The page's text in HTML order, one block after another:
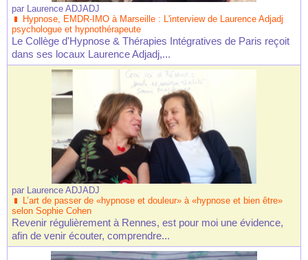
par Laurence ADJADJ
Hypnose, EMDR-IMO à Marseille : L'interview de Laurence Adjadj
psychologue et hypnothérapeute
Le Collège d'Hypnose & Thérapies Intégratives de Paris reçoit
dans ses locaux Laurence Adjadj,...
par Laurence ADJADJ
L’art de passer de «hypnose et douleur» à «hypnose et bien être»
selon Sophie Cohen
Revenir régulièrement à Rennes, est pour moi une évidence,
afin de venir écouter, comprendre...